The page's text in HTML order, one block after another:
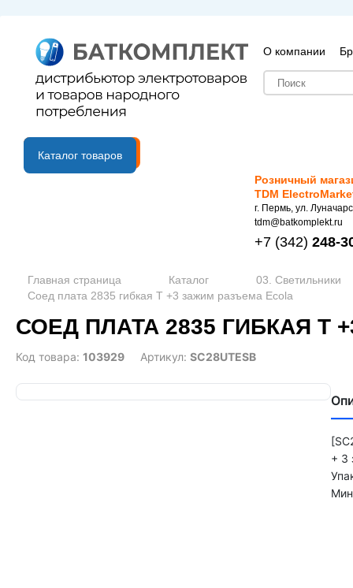
О компании
B2B портал
Каталог товаров
Розничный
TDM
г. Пермь, ул.
tdm@batkomplekt.ru
+7 (342) 248-
Главная страница Каталог
03. Светильники
Соед плата 2835 гибкая T +3 зажим разъема Ecola
СОЕД ПЛАТА 2835 ГИБКАЯ T
Код товара: 103929 Артикул: SC28UTESB
+ 3